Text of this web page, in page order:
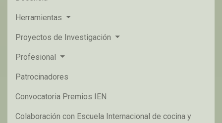
Herramientas
Proyectos de Investigación
Profesional
Patrocinadores
Convocatoria Premios IEN
Colaboración con Escuela Internacional de cocina y